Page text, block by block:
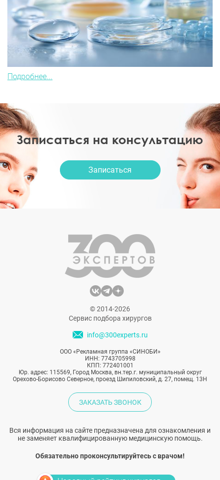
Подробнее...
Записаться на консультацию
Записаться
© 2014-2026
Сервис подбора хирургов
info@300experts.ru
ООО «Рекламная группа «СИНОБИ»
ИНН: 7743705998
КПП: 772401001
Юр. адрес: 115569, Город Москва, вн.тер.г. муниципальный округ
Орехово-Борисово Северное, проезд Шипиловский, д. 27, помещ. 13Н
ЗАКАЗАТЬ ЗВОНОК
Вся информация на сайте предназначена для ознакомления и
не заменяет квалифицированную медицинскую помощь.
Обязательно проконсультируйтесь с врачом!